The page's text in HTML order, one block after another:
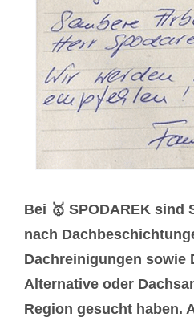
Bei 🥇 SPODAREK sind
nach
Dachreinigungen sowie
Alternative oder
Region gesucht haben.